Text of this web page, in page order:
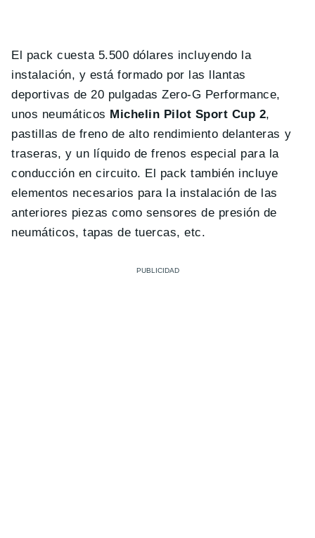
El pack cuesta 5.500 dólares incluyendo la
instalación, y está formado por las llantas
deportivas de 20 pulgadas Zero-G Performance,
unos neumáticos Michelin Pilot Sport Cup 2,
pastillas de freno de alto rendimiento delanteras y
traseras, y un líquido de frenos especial para la
conducción en circuito. El pack también incluye
elementos necesarios para la instalación de las
anteriores piezas como sensores de presión de
neumáticos, tapas de tuercas, etc.